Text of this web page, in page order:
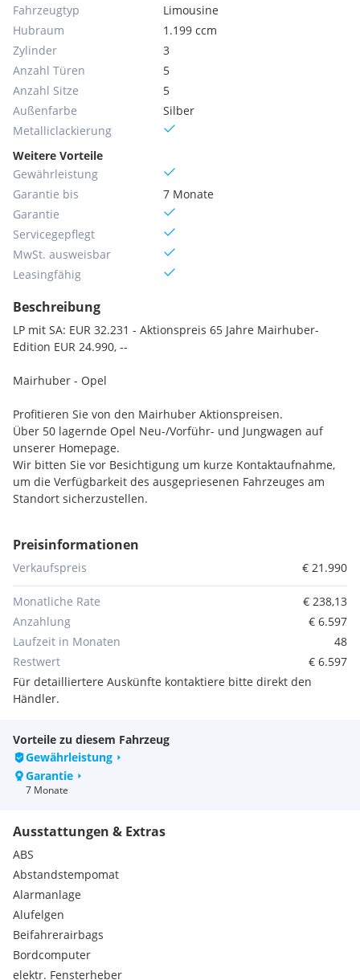
Fahrzeugtyp
Limousine
Hubraum
1.199 ccm
Zylinder
3
Anzahl Türen
5
Anzahl Sitze
5
Außenfarbe
Silber
Metallic­lackierung
Weitere Vorteile
Gewährleistung
Garantie bis
7 Monate
Garantie
Servicegepflegt
MwSt. ausweisbar
Leasingfähig
Beschreibung
LP mit SA: EUR 32.231 - Aktionspreis 65 Jahre Mairhuber-
Edition EUR 24.990, --
Mairhuber - Opel
Profitieren Sie von den Mairhuber Aktionspreisen.
Über 50 lagernde Opel Neu-/Vorführ- und Jungwagen auf
unserer Homepage.
Wir bitten Sie vor Besichtigung um kurze Kontaktaufnahme,
um die Verfügbarkeit des ausgepriesenen Fahrzeuges am
Standort sicherzustellen.
Thomas Schönhuber (0) 7612/62662-343
Wir beraten Sie über individuelle Kredit- oder
Leasingfinanzierungen sowie eine günstige
Fahrzeugversicherung.
team mairhuber - best service for you
Angebot vorbehaltlich Verfügbarkeit, Druck- und
Serienausstattungen:
Leseleuchten vorne
Außenspiegelgehäuse in schwarz
Airbag- und Rückhaltesystem
B-Säule in Hochglanzschwarz
Fahrersitz 6-fach manuell verstellbar (Sitzlänge, -lehne und
Haltegriffe, Fahrer und Beifahrer
Kofferaumbeleuchtung
LED-Rückleuchten
Türaußengriffe, in Wagenfarbe
Adaptives Bremslicht
Preisinformationen
Verkaufspreis € 21.990
Monatliche Rate
€ 238,13
Anzahlung
€ 6.597
Laufzeit in Monaten
48
Restwert
€ 6.597
Für detailliertere Auskünfte kontaktiere bitte direkt den
Händler.
Vorteile zu diesem Fahrzeug
Gewährleistung
Garantie
7 Monate
Ausstattungen & Extras
ABS
Abstandstempomat
Alarmanlage
Alufelgen
Beifahrerairbags
Bordcomputer
elektr. Fensterheber